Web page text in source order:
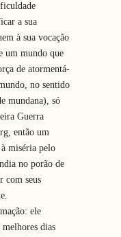
a sua
à sua vocação
um mundo que
de atormentá-
no sentido
mundana), só
Guerra
então um
miséria pelo
no porão de
com seus
ele
dias